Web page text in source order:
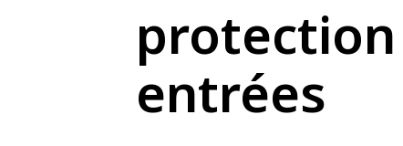
entrées